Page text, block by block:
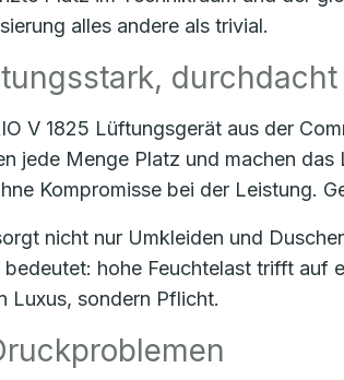
alles andere als trivial.
durchdacht
V 1825 Lüftungsgerät aus der
jede Menge Platz und machen
Kompromisse bei der Leistung.
nicht nur Umkleiden und
bedeutet: hohe Feuchtelast trifft auf
Luxus, sondern Pflicht.